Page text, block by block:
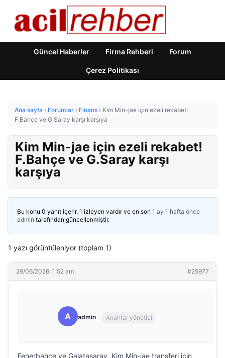
Güncel Haberler Firma Rehberi Forum
Çerez Politikası
Ana sayfa › Forumlar › Finans › Kim Min-jae için ezeli rekabet!
F.Bahçe ve G.Saray karşı karşıya
Kim Min-jae için ezeli rekabet!
F.Bahçe ve G.Saray karşı
karşıya
Bu konu 0 yanıt içerir, 1 izleyen vardır ve en son 1 ay 1 hafta önce
admin tarafından güncellenmiştir.
1 yazı görüntüleniyor (toplam 1)
29/06/2026: 1:52 am #25977
A admin Anahtar yönetici
Fenerbahçe ve Galatasaray, Kim Min-jae transferi için